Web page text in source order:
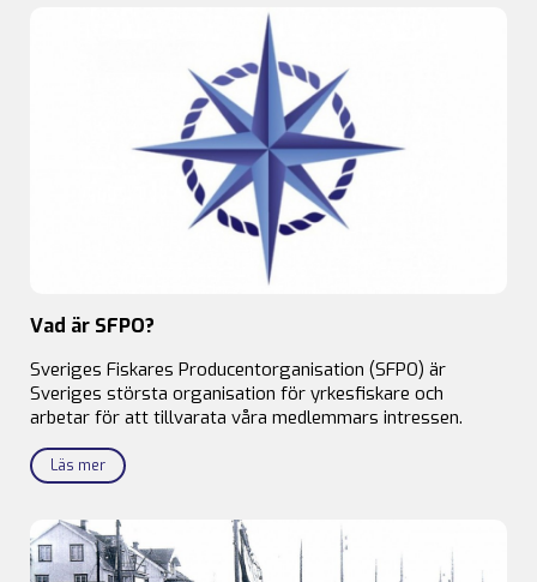
Vad är SFPO?
Sveriges Fiskares Producentorganisation (SFPO) är
Sveriges största organisation för yrkesfiskare och
arbetar för att tillvarata våra medlemmars intressen.
Läs mer